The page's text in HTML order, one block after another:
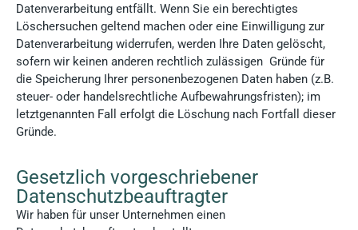
Datenverarbeitung entfällt. Wenn Sie ein berechtigtes
Löschersuchen geltend machen oder eine Einwilligung zur
Datenverarbeitung widerrufen, werden Ihre Daten gelöscht,
sofern wir keinen anderen rechtlich zulässigen Gründe für
die Speicherung Ihrer personenbezogenen Daten haben (z.B.
steuer- oder handelsrechtliche Aufbewahrungsfristen); im
letztgenannten Fall erfolgt die Löschung nach Fortfall dieser
Gründe.
Gesetzlich vorgeschriebener
Datenschutz­beauftragter
Wir haben für unser Unternehmen einen